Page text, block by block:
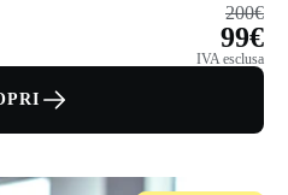
200€
99€
IVA esclusa